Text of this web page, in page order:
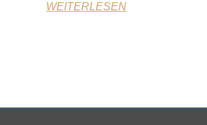
WEITERLESEN